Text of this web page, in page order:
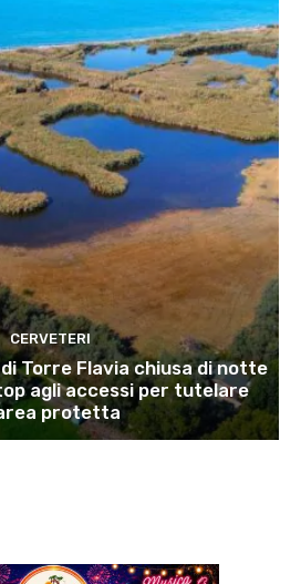
CERVETERI
Torre Flavia chiusa di notte
agli accessi per tutelare
protetta